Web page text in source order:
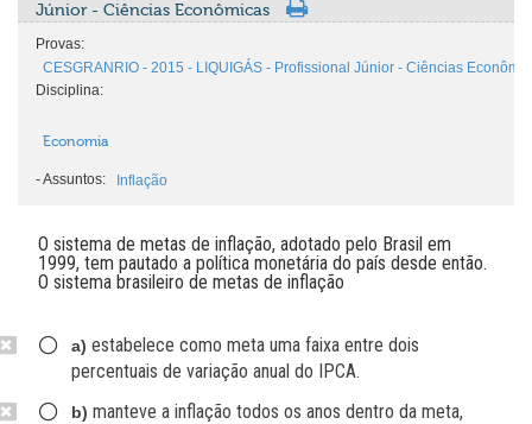
Júnior - Ciências Econômicas
Provas:
CESGRANRIO - 2015 - LIQUIGÁS - Profissional Júnior - Ciências
Disciplina:
Economia
-Assuntos: Inflação
O sistema de metas de inflação, adotado pelo Brasil em
1999, tem pautado a política monetária do país desde então.
O sistema brasileiro de metas de inflação
a) estabelece como meta uma faixa entre dois
percentuais de variação anual do IPCA.
b) manteve a inflação todos os anos dentro da meta,